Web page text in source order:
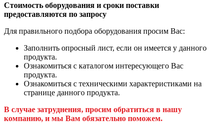
Стоимость оборудования и сроки поставки
предоставляются по запросу
Для правильного подбора оборудования просим Вас:
Заполнить опросный лист, если он имеется у данного
продукта.
Ознакомиться с каталогом интересующего Вас
продукта.
Ознакомиться с техническими характеристиками на
странице данного продукта.
В случае затруднения, просим обратиться в нашу
компанию, и мы Вам обязательно поможем.